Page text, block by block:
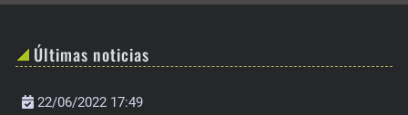
Últimas noticias
22/06/2022 17:49